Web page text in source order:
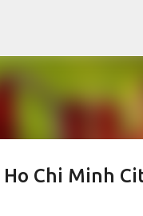
Chi Minh